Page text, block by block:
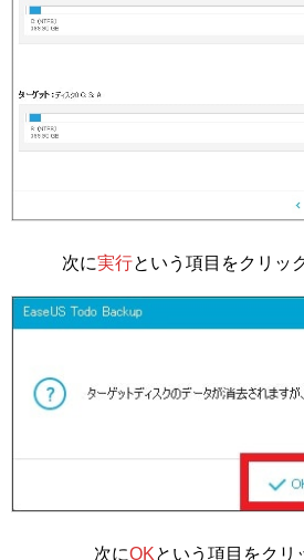
次に実行という項目をクリッ
次にOKという項目をクリ